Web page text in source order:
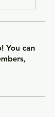
You can